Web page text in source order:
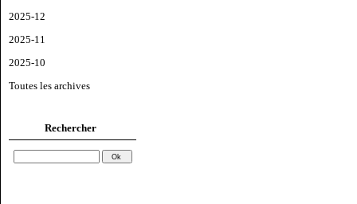
2025-12
2025-11
2025-10
Toutes les archives
Rechercher